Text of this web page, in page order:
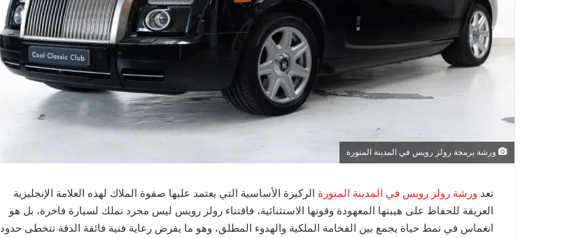
ورشة برمجة رولز رويس في المدينة المنورة
تعد ورشة رولز رويس في المدينة المنورة الركيزة الأساسية التي يعتمد عليها صفوة الملاك لهذه العلامة الإنجليزية
العريقة للحفاظ على هيبتها المعهودة وقوتها الاستثنائية، فاقتناء رولز رويس ليس مجرد تملك لسيارة فاخرة، بل هو
انغماس في نمط حياة يجمع بين الفخامة الملكية والهدوء المطلق، وهو ما يفرض رعاية فنية فائقة الدقة تتخطى حدود